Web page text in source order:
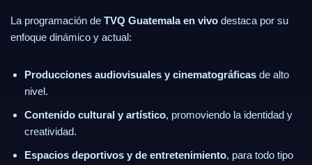
La programación de TVQ Guatemala en vivo destaca por su
enfoque dinámico y actual:
Producciones audiovisuales y cinematográficas de alto
nivel.
Contenido cultural y artístico, promoviendo la identidad y
creatividad.
Espacios deportivos y de entretenimiento, para todo tipo